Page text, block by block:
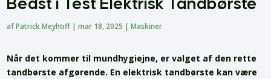
Bedst i Test Elektrisk Tandbørste
afPatrick Meyhoff |mar 18, 2025 |Maskiner
Når det kommer til mundhygiejne, er valget af den rette
tandbørste afgørende. En elektrisk tandbørste kan være